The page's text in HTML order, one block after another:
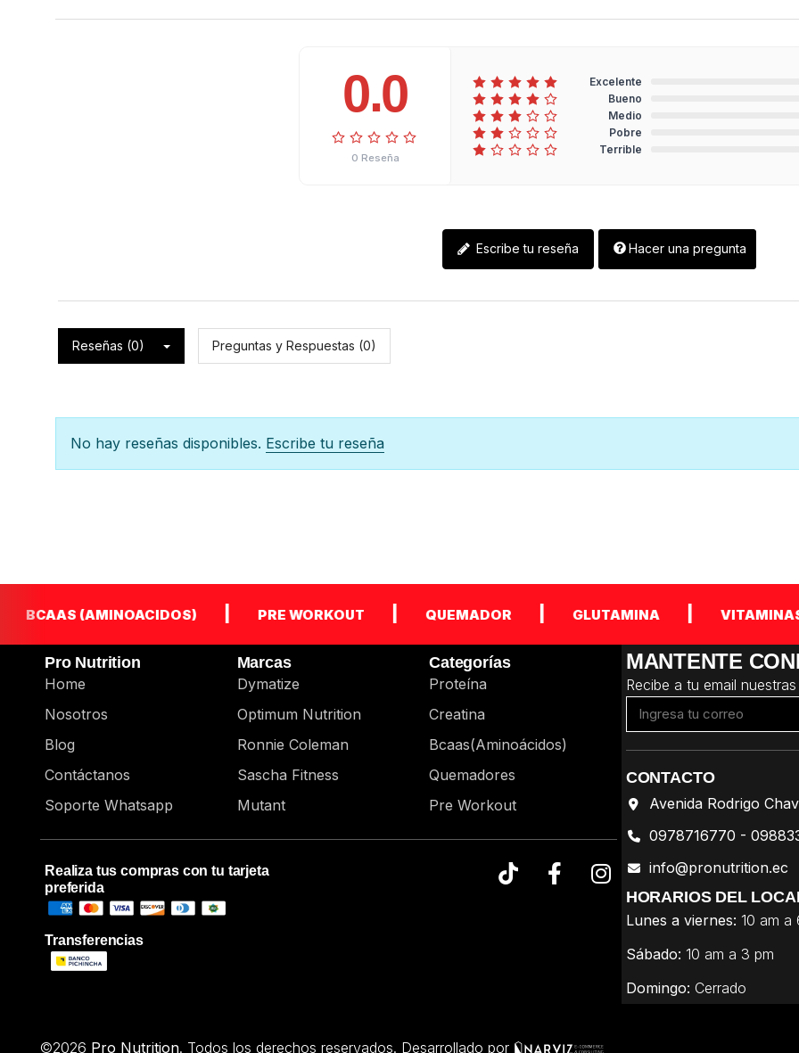
0.0
0 Reseña
Excelente
Bueno
Medio
Pobre
Terrible
Escribe tu reseña Hacer una pregunta
Reseñas (0) Preguntas y Respuestas (0)
No hay reseñas disponibles. Escribe tu reseña
(AMINOACIDOS) | PRE WORKOUT | QUEMADOR | GLUTAMINA | VITAMINAS Y
Pro Nutrition
Home
Nosotros
Blog
Contáctanos
Soporte Whatsapp
Marcas
Dymatize
Optimum Nutrition
Ronnie Coleman
Sascha Fitness
Mutant
Categorías
Proteína
Creatina
Bcaas(Aminoácidos)
Quemadores
Pre Workout
Realiza tus compras con tu tarjeta
preferida
Transferencias
MANTENTE
Recibe a tu email
CONTACTO
Avenida Rodrigo
0978716770 -
info@pronutrition.ec
HORARIOS DEL
Lunes a viernes: 10 am a
Sábado: 10 am a 3 pm
Domingo: Cerrado
©2026 Pro Nutrition. Todos los derechos reservados. Desarrollado por